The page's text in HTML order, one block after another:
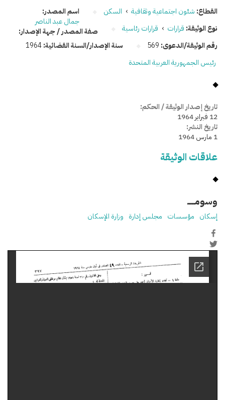
القطاع: شئون اجتماعية وثقافية › السكن
نوع الوثيقة: قرارات › قرارات رئاسية
رقم الوثيقة/الدعوى: 569 سنة الإصدار/السنة القضائية:1964
اسم المصدر:
جمال عبد الناصر
صفة المصدر / جهة الإصدار:
رئيس الجمهورية العربية المتحدة
تاريخ إصدار الوثيقة / الحكم:
12 فبراير 1964
تاريخ النشر:
1 مارس 1964
علاقات الوثيقة
وسومـــــ
إسكان مؤسسات مجلس إدارة وزارة الإسكان